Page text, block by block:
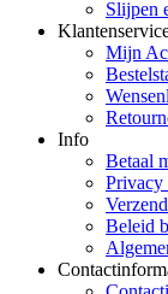
Slijpen
Mijn
Info
Betaal
Privacy
Beleid